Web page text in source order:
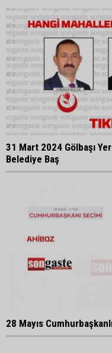
31 Mart 2024 Gölbaşı
Belediye Baş
28 Mayıs